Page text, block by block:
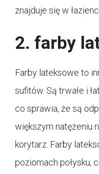
znajduje się w
2. farby
Farby lateksowe to
sufitów. Są trwałe i
co sprawia, że są
większym natężeniu
korytarz. Farby
poziomach połysku,